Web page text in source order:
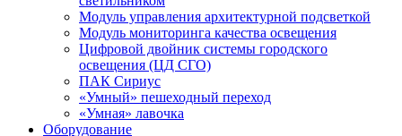
Модуль управления архитектурной подсветкой
Модуль мониторинга качества освещения
Цифровой двойник системы городского
освещения (ЦД СГО)
ПАК Сириус
«Умный» пешеходный переход
«Умная» лавочка
Оборудование